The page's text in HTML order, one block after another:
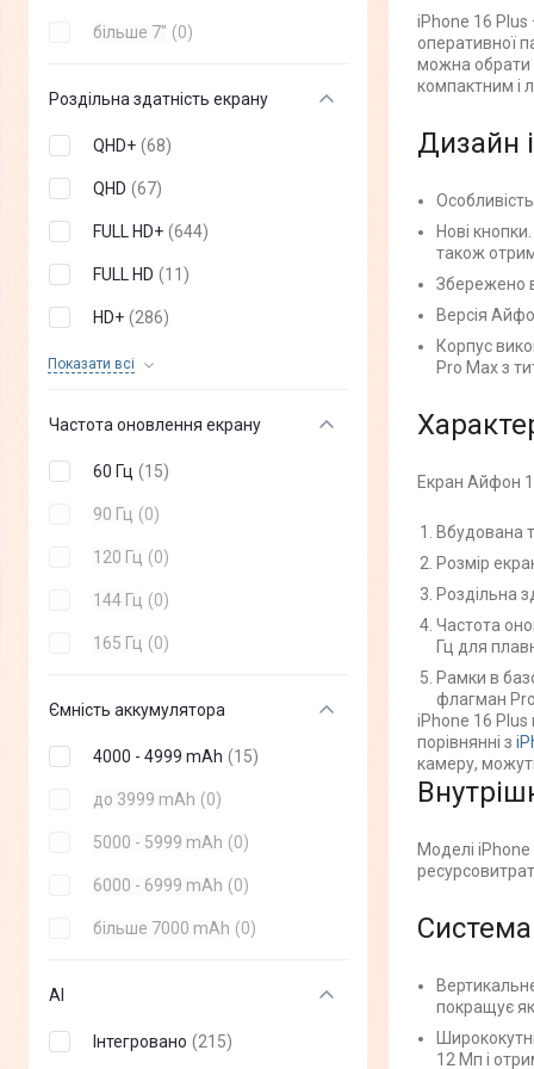
більше 7" (0)
Роздільна здатність екрану
QHD+ (68)
QHD (67)
FULL HD+ (644)
FULL HD (11 )
HD+ (286)
Показати всi
HD (18 )
Частота оновлення екрану
60 Гц (15)
90 Гц (0)
120 Гц (0)
144 Гц (0)
165 Гц (0)
Ємність аккумулятора
4000 - 4999 mAh (15)
до 3999 mAh (0)
5000 - 5999 mAh (0)
6000 - 6999 mAh (0)
більше 7000 mAh (0)
AI
Інтегровано (215)
iPhone 16 Plus
оперативної
можна обрати
компактним і
Дизайн
Нові
також
Збережено
Версія
Корпус
Pro Max з
Екран Айфон
Вбудована
Розмір
Роздільна
Частота
Гц для
Рамки в
флагман
iPhone 16 Plus
порівнянні з
камеру,
Моделі iPhone
покращує
12 Мп і